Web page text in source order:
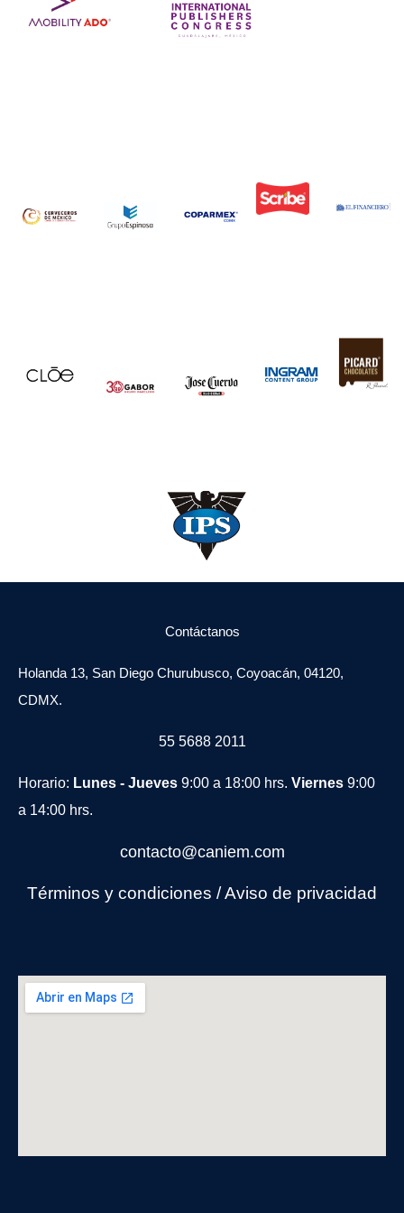
Contáctanos
Holanda 13, San Diego Churubusco, Coyoacán, 04120,
CDMX.
55 5688 2011
Horario: Lunes - Jueves 9:00 a 18:00 hrs. Viernes 9:00
a 14:00 hrs.
contacto@caniem.com
Términos y condiciones /Aviso de privacidad